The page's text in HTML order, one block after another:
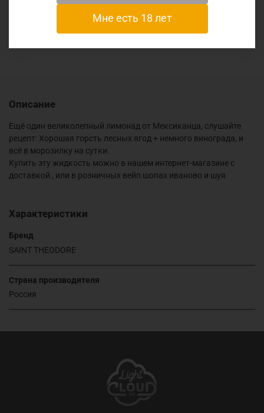
Описание
Ещё один великолепный лимонад от Мексиканца, слушайте
рецепт: Хорошая горсть лесных ягод + немного винограда, и
всё в морозилку на сутки.
Купить эту жидкость можно в нашем интернет-магазине с
доставкой , или в розничных вейп шопах иваново и шуя
Характеристики
Бренд
SAINT THEODORE
Страна производителя
Россия
Мне есть 18 лет